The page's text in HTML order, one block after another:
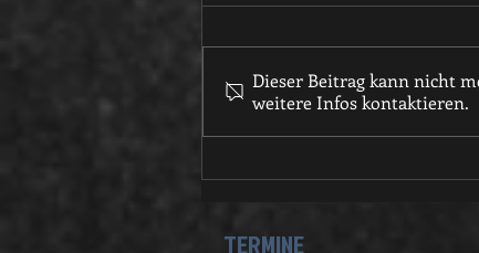
Umbau der
Dieser Beitrag kann nicht
weitere Infos kontaktieren.
TERMINE